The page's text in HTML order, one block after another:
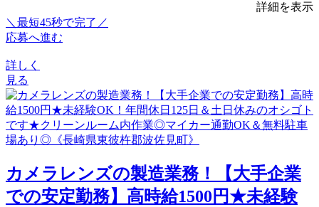
詳細を表示
＼最短45秒で完了／
応募へ進む
詳しく
見る
カメラレンズの製造業務！【大手企業
での安定勤務】高時給1500円★未経験